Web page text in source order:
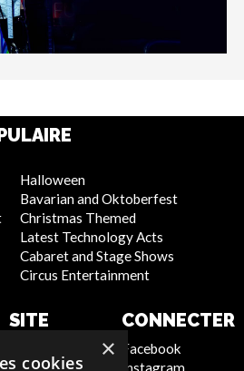
Halloween
Bavarian and Oktoberfest
Christmas Themed
Latest Technology Acts
Cabaret and Stage Shows
Circus Entertainment
SITE
CONNECTER
Facebook
Instagram
×
cookies